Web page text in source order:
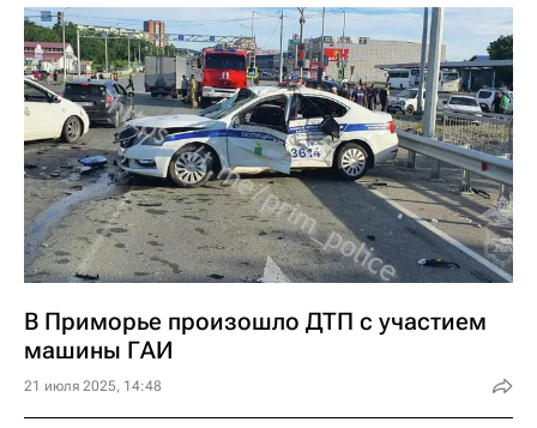
В Приморье произошло ДТП с участием
машины ГАИ
21 июля 2025, 14:48